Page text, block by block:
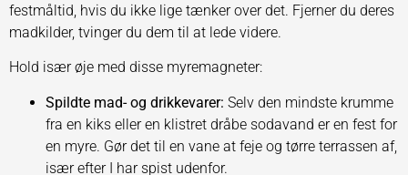
festmåltid, hvis du ikke lige tænker over det. Fjerner du deres
madkilder, tvinger du dem til at lede videre.
Hold især øje med disse myremagneter:
Spildte mad- og drikkevarer: Selv den mindste krumme
fra en kiks eller en klistret dråbe sodavand er en fest for
en myre. Gør det til en vane at feje og tørre terrassen af,
især efter I har spist udenfor.